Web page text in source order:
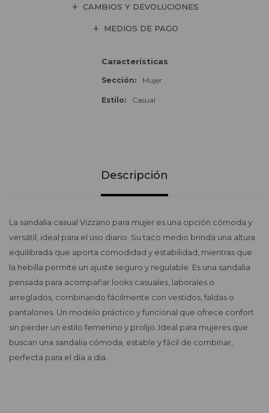
CAMBIOS Y DEVOLUCIONES
MEDIOS DE PAGO
Características
Sección Mujer
Estilo Casual
Descripción
La sandalia casual Vizzano para mujer es una opción cómoda y
versátil, ideal para el uso diario. Su taco medio brinda una altura
equilibrada que aporta comodidad y estabilidad, mientras que
la hebilla permite un ajuste seguro y regulable. Es una sandalia
pensada para acompañar looks casuales, laborales o
arreglados, combinando fácilmente con vestidos, faldas o
pantalones. Un modelo práctico y funcional que ofrece confort
sin perder un estilo femenino y prolijo. Ideal para mujeres que
buscan una sandalia cómoda, estable y fácil de combinar,
perfecta para el día a día.